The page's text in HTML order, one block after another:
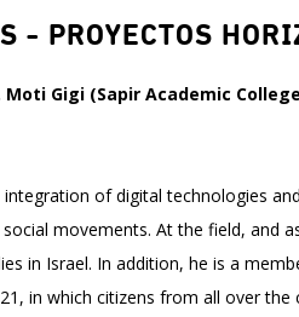
- PROYECTOS
Gigi (Sapir Academic
of digital technologies
movements. At the field, and
in Israel. In addition, he is a
in which citizens from all over